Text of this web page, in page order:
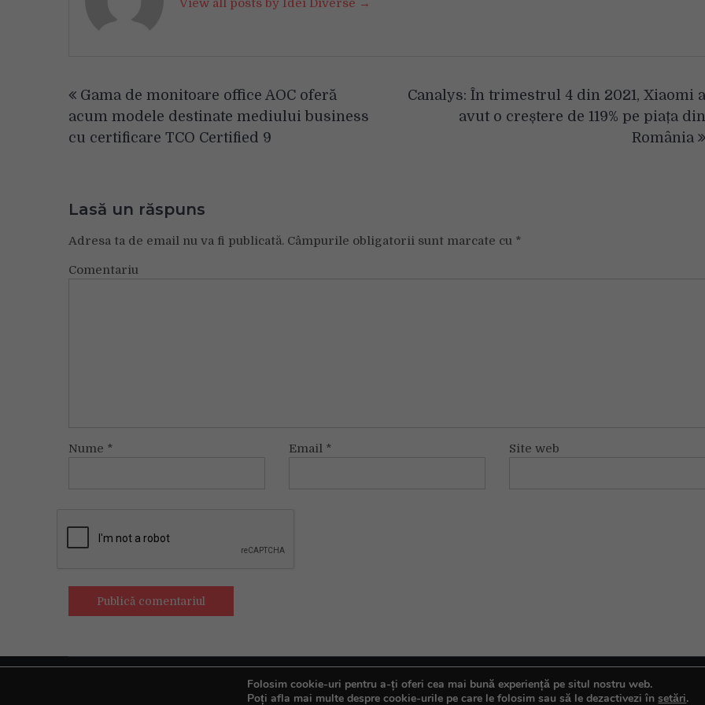
View all posts by Idei Diverse →
în
articole
Gama de monitoare office AOC oferă
acum modele destinate mediului business
cu certificare TCO Certified 9
Canalys: În trimestrul 4 din 2021, Xiaomi a
avut o creștere de 119% pe piața din
România
Lasă un răspuns
Adresa ta de email nu va fi publicată. Câmpurile obligatorii sunt marcate cu *
Comentariu
Nume * Email * Site web
Copyright © All rights reserved.Folosim cookie-uri pentru a-ți oferi cea mai bună experiență pe situl nostru web.
Poți afla mai multe despre cookie-urile pe care le folosim sau să le dezactivezi însetări.